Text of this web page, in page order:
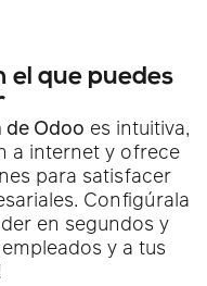
el que puedes
Odoo es intuitiva,
a internet y ofrece
para satisfacer
Configúrala
en segundos y
y a tus